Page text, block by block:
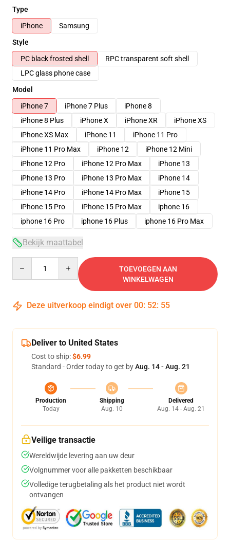
Type
iPhone
Samsung
Style
PC black frosted shell
RPC transparent soft shell
LPC glass phone case
Model
iPhone 7
iPhone 7 Plus
iPhone 8
iPhone 8 Plus
iPhone X iPhone XR
iPhone XS
iPhone XS Max
iPhone 11
iPhone 11 Pro
iPhone 11 Pro Max
iPhone 12
iPhone 12 Mini
iPhone 12 Pro
iPhone 12 Pro Max
iPhone 13
iPhone 13 Pro
iPhone 13 Pro Max
iPhone 14
iPhone 14 Pro
iPhone 14 Pro Max
iPhone 15
iPhone 15 Pro
iPhone 15 Pro Max
iphone 16
iphone 16 Pro
iphone 16 Plus iphone 16 Pro Max
Bekijk maattabel
TOEVOEGEN AAN
WINKELWAGEN
Deze uitverkoop eindigt over 00: 52: 54
Deliver to United States
Cost to ship:$6.99
Standard - Order today to get byAug. 14 - Aug. 21
Production
Today
Shipping
Aug. 10
Delivered
Aug. 14 - Aug. 21
Veilige transactie
Wereldwijde levering aan uw deur
Volgnummer voor alle pakketten beschikbaar
Volledige terugbetaling als het product niet wordt
ontvangen